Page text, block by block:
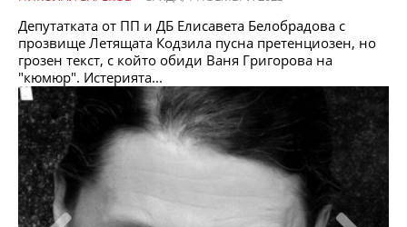
Депутатката от ПП и ДБ Елисавета Белобрадова с
прозвище Летящата Кодзила пусна претенциозен, но
грозен текст, с който обиди Ваня Григорова на
"кюмюр". Истерията...